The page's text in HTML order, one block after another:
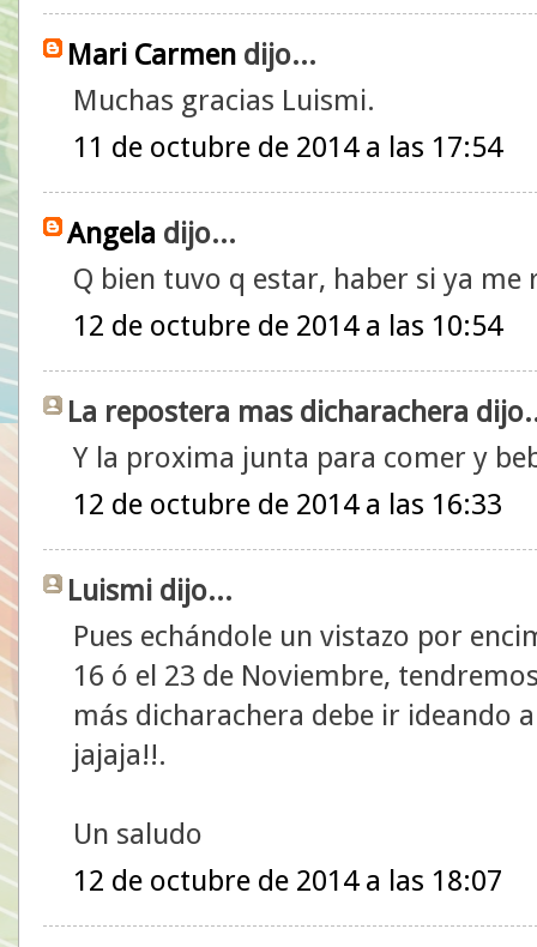
Mari Carmen dijo...
Muchas gracias Luismi.
11 de octubre de 2014 a las 17:54
Angela dijo...
Q bien tuvo q estar, haber si ya
12 de octubre de 2014 a las 10:54
La repostera mas dicharachera
Y la proxima junta para comer y
12 de octubre de 2014 a las 16:33
Luismi dijo...
Pues echándole un vistazo por
16 ó el 23 de Noviembre,
más dicharachera debe ir ideando
jajaja!!.
Un saludo
12 de octubre de 2014 a las 18:07